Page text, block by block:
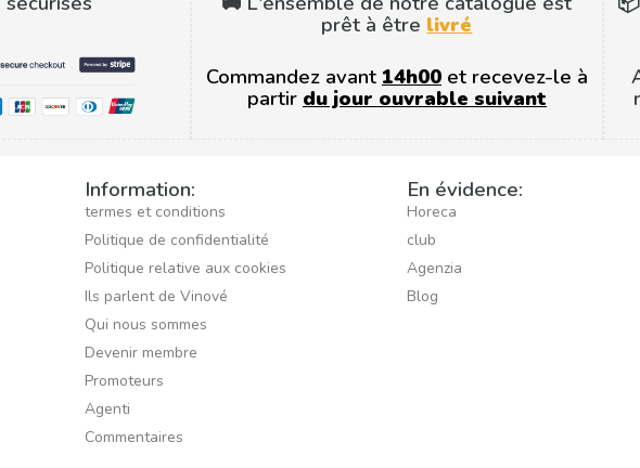
prêt à être livré
Commandez avant 14h00 et recevez-le à
partir du jour ouvrable suivant
Information:
termes et conditions
Politique de confidentialité
Politique relative aux cookies
Ils parlent de Vinové
Qui nous sommes
Devenir membre
Promoteurs
Agenti
Commentaires
En évidence:
Horeca
club
Agenzia
Blog